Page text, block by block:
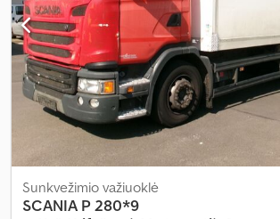
Sunkvežimio važiuoklė
SCANIA P 280*9